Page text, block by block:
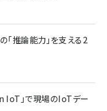
「推論能力」を支える2
IoT」で現場のIoTデー